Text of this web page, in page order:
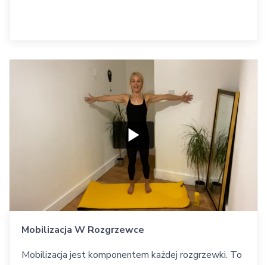
Mobilizacja W Rozgrzewce
Mobilizacja jest komponentem każdej rozgrzewki. To